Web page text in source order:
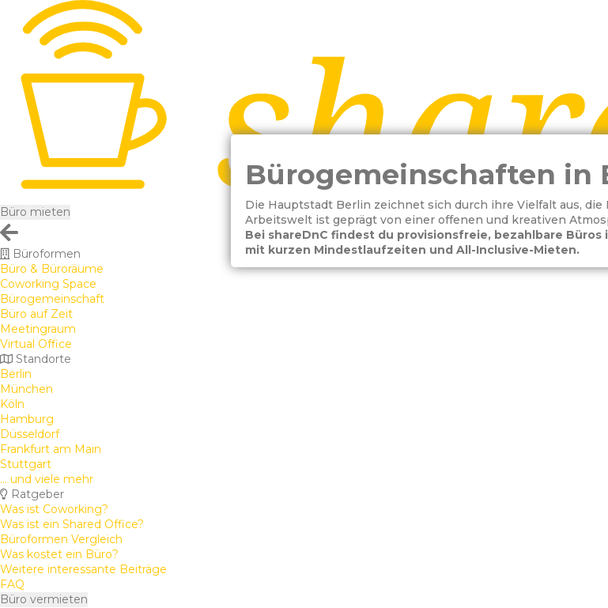
Büro mieten
Büroformen
Büro & Büroräume
Coworking Space
Bürogemeinschaft
Büro auf Zeit
Meetingraum
Virtual Office
Standorte
Berlin
München
Köln
Hamburg
Düsseldorf
Frankfurt am Main
Stuttgart
... und viele mehr
Ratgeber
Was ist Coworking?
Was ist ein Shared Office?
Büroformen Vergleich
Was kostet ein Büro?
Weitere interessante Beiträge
FAQ
Büro vermieten
Bürogemeinschaften in
Die Hauptstadt Berlin zeichnet sich durch ihre Vielfalt aus,
Arbeitswelt ist geprägt von einer offenen und kreativen
Bei shareDnC findest du provisionsfreie, bezahlbare
mit kurzen Mindestlaufzeiten und All-Inclusive-Mieten.